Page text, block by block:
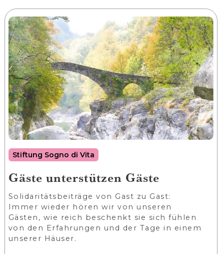
Stiftung Sogno di Vita
Gäste unterstützen Gäste
Solidaritätsbeiträge von Gast zu Gast:
Immer wieder hören wir von unseren
Gästen, wie reich beschenkt sie sich fühlen
von den Erfahrungen und der Tage in einem
unserer Häuser.